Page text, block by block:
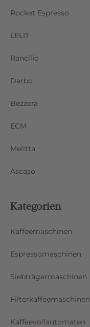
Rocket Espresso
LELIT
Rancilio
Darbo
Bezzera
ECM
Melitta
Ascaso
Kategorien
Kaffeemaschinen
Espressomaschinen
Siebträgermaschinen
Filterkaffeemaschinen
Kaffeevollautomaten